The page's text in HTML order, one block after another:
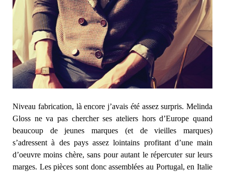
Niveau fabrication, là encore j’avais été assez surpris. Melinda
Gloss ne va pas chercher ses ateliers hors d’Europe quand
beaucoup de jeunes marques (et de vieilles marques)
s’adressent à des pays assez lointains profitant d’une main
d’oeuvre moins chère, sans pour autant le répercuter sur leurs
marges. Les pièces sont donc assemblées au Portugal, en Italie